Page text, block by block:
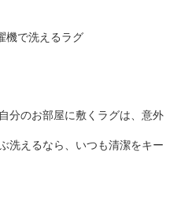
機で洗えるラグ
分のお部屋に敷くラグは、意外
洗えるなら、いつも清潔をキー